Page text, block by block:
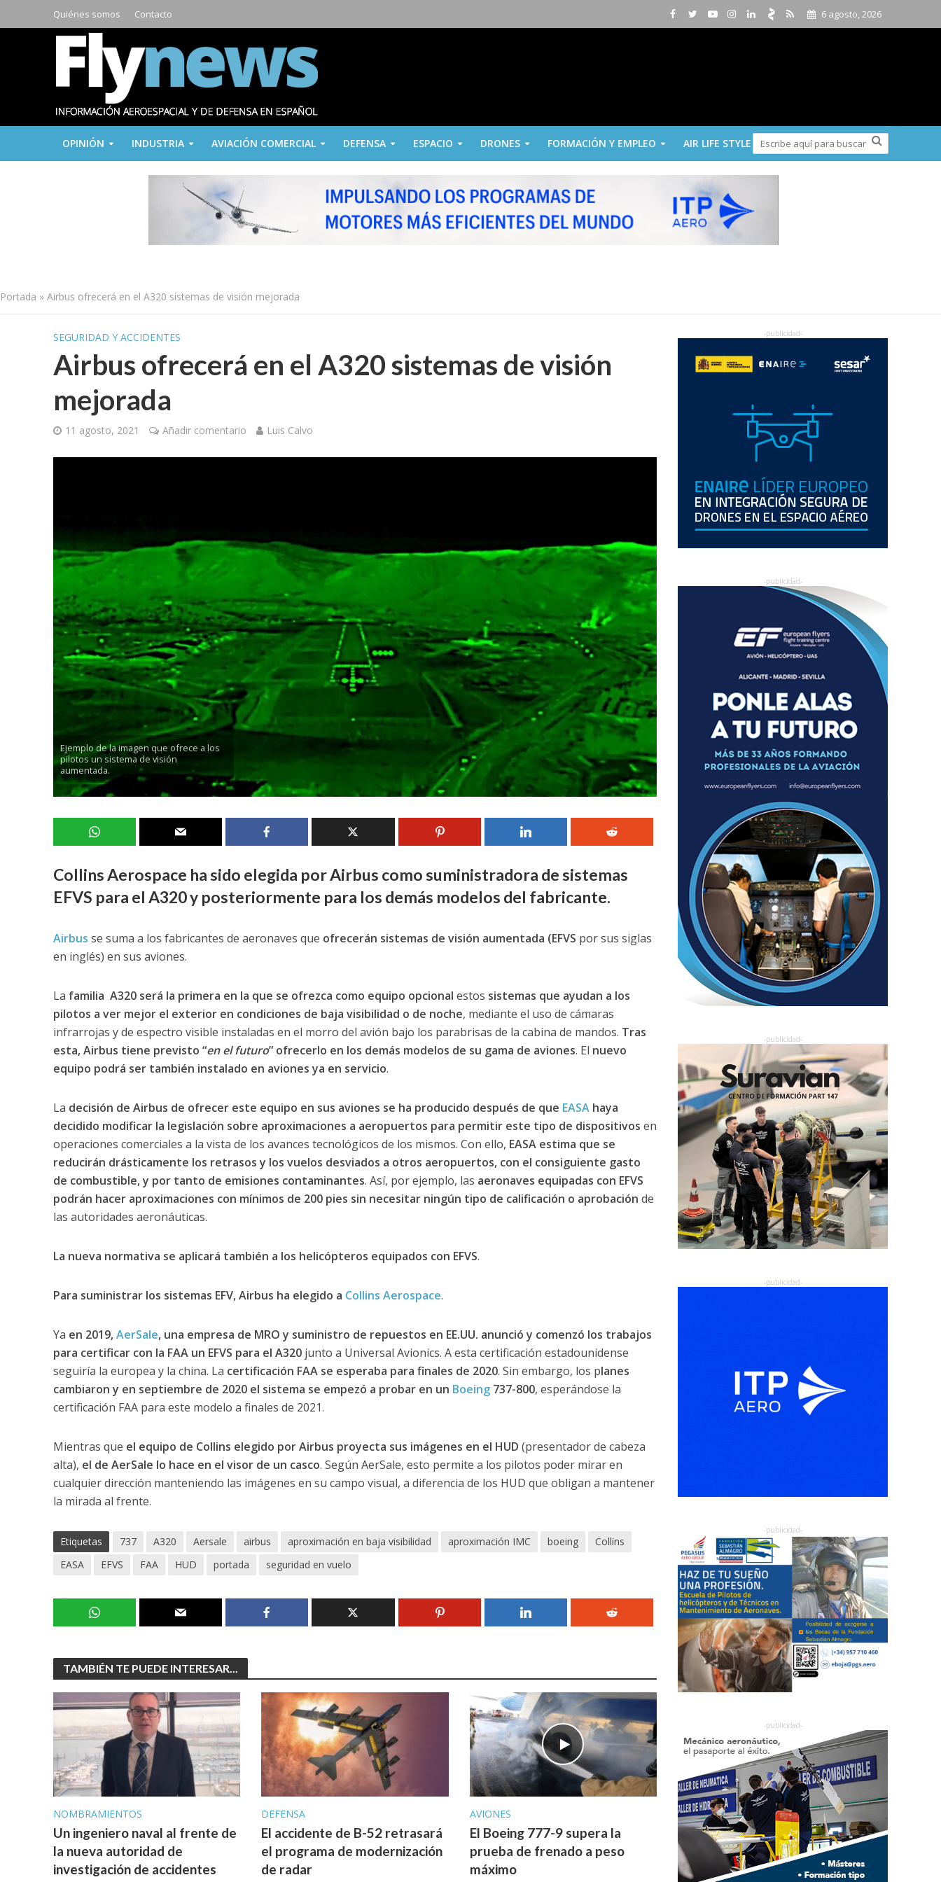
Quiénes somos Contacto 6 agosto, 2026
OPINIÓN INDUSTRIA AVIACIÓN COMERCIAL DEFENSA ESPACIO DRONES FORMACIÓN Y EMPLEO AIR LIFE STYLE
Portada » Airbus ofrecerá en el A320 sistemas de visión mejorada
SEGURIDAD Y ACCIDENTES
Airbus ofrecerá en el A320 sistemas de visión
mejorada
11 agosto, 2021 Añadir comentario Luis Calvo
Ejemplo de la imagen que ofrece a los
pilotos un sistema de visión
aumentada.
Collins Aerospace ha sido elegida por Airbus como suministradora de sistemas
EFVS para el A320 y posteriormente para los demás modelos del fabricante.
Airbus se suma a los fabricantes de aeronaves que ofrecerán sistemas de visión aumentada (EFVS por sus siglas
en inglés) en sus aviones.
La familia A320 será la primera en la que se ofrezca como equipo opcional estos sistemas que ayudan a los
pilotos a ver mejor el exterior en condiciones de baja visibilidad o de noche, mediante el uso de cámaras
infrarrojas y de espectro visible instaladas en el morro del avión bajo los parabrisas de la cabina de mandos. Tras
esta, Airbus tiene previsto “en el futuro” ofrecerlo en los demás modelos de su gama de aviones. El nuevo
equipo podrá ser también instalado en aviones ya en servicio.
La decisión de Airbus de ofrecer este equipo en sus aviones se ha producido después de que EASAhaya
decidido modificar la legislación sobre aproximaciones a aeropuertos para permitir este tipo de dispositivos en
operaciones comerciales a la vista de los avances tecnológicos de los mismos. Con ello, EASA estima que se
reducirán drásticamente los retrasos y los vuelos desviados a otros aeropuertos, con el consiguiente gasto
de combustible, y por tanto de emisiones contaminantes. Así, por ejemplo, las aeronaves equipadas con EFVS
podrán hacer aproximaciones con mínimos de 200 pies sin necesitar ningún tipo de calificación o aprobación de
las autoridades aeronáuticas.
La nueva normativa se aplicará también a los helicópteros equipados con EFVS.
Para suministrar los sistemas EFV, Airbus ha elegido a Collins Aerospace.
Ya en 2019,AerSale, una empresa de MRO y suministro de repuestos en EE.UU. anunció y comenzó los trabajos
para certificar con la FAA un EFVS para el A320junto a Universal Avionics. A esta certificación estadounidense
seguiría la europea y la china. La certificación FAA se esperaba para finales de 2020. Sin embargo, los planes
cambiaron y en septiembre de 2020 el sistema se empezó a probar en un Boeing737-800, esperándose la
certificación FAA para este modelo a finales de 2021.
Mientras que el equipo de Collins elegido por Airbus proyecta sus imágenes en el HUD (presentador de cabeza
alta), el de AerSale lo hace en el visor de un casco. Según AerSale, esto permite a los pilotos poder mirar en
cualquier dirección manteniendo las imágenes en su campo visual, a diferencia de los HUD que obligan a mantener
la mirada al frente.
Etiquetas 737 A320 Aersale airbus aproximación en baja visibilidad aproximación IMC boeing
Collins
EASA
EFVS FAA HUD portada seguridad en vuelo
TAMBIÉN TE PUEDE INTERESAR...
NOMBRAMIENTOS
Un ingeniero naval al frente de
la nueva autoridad de
investigación de accidentes
DEFENSA
El accidente de B-52 retrasará
el programa de modernización
de radar
AVIONES
El Boeing 777-9 supera la
prueba de frenado a peso
máximo